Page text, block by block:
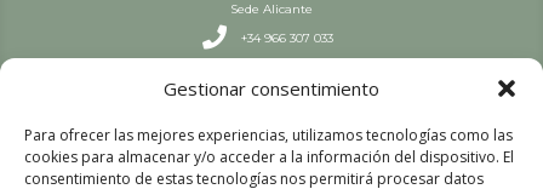
Gestionar consentimiento
Para ofrecer las mejores experiencias, utilizamos tecnologías como las
cookies para almacenar y/o acceder a la información del dispositivo. El
consentimiento de estas tecnologías nos permitirá procesar datos
Sede Alicante
 +34 966 307 033
L-J: 7:30-19 h | V: 8-19 h
L-V: 8:00 – 15:00
Sede Valencia